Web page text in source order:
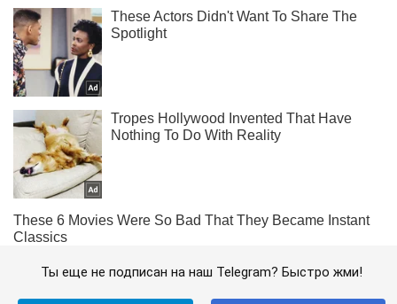
Ты еще не подписан на наш Telegram? Быстро жми!